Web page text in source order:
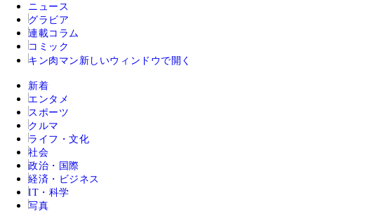
ニュース
グラビア
連載コラム
コミック
キン肉マン 新しいウィンドウで開く
新着
エンタメ
スポーツ
クルマ
ライフ・文化
社会
政治・国際
経済・ビジネス
IT・科学
写真